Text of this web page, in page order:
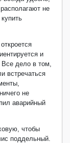
не
и
дело в том,
встречаться
не
аварийный
чтобы
поддельный.